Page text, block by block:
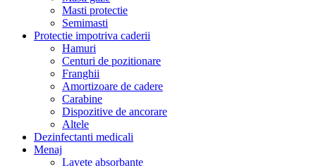
Masti protectie
Semimasti
Protectie impotriva caderii
Hamuri
Centuri de pozitionare
Franghii
Amortizoare de cadere
Carabine
Dispozitive de ancorare
Altele
Dezinfectanti medicali
Menaj
Lavete absorbante